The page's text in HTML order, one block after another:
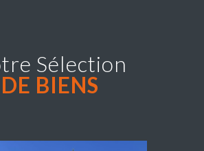
Sélection
DE BIENS